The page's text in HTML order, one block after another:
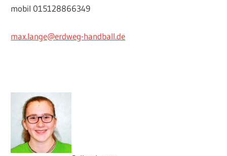
mobil 015128866349
max.lange@erdweg-handball.de